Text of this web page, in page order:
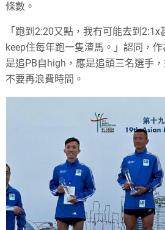
條數。
「跑到2:20又點，我冇可能去到
keep住每年跑一隻渣馬。」認同，
是追PB自high，應是追頭三名選手
不要再浪費時間。